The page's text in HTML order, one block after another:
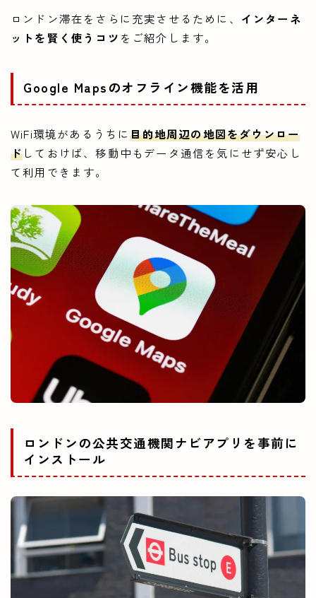
ロンドン滞在をさらに充実させるために、 インターネ
ットを賢く使うコツ をご紹介します。
Google Mapsのオフライン機能を活用
WiFi環境があるうちに目的地周辺の地図をダウンロー
ドしておけば、移動中もデータ通信を気にせず安心し
て利用できます。
ロンドンの公共交通機関ナビアプリを事前に
インストール